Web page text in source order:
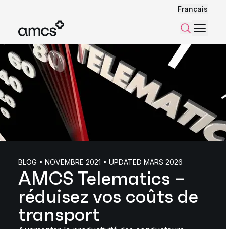
Français
Menu
BLOG • NOVEMBRE 2021 • UPDATED MARS 2026
AMCS Telematics –
réduisez vos coûts de
transport